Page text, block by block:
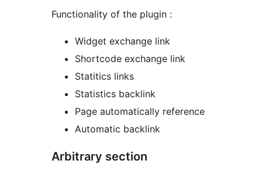
Functionality of the plugin :
Widget exchange link
Shortcode exchange link
Statitics links
Statistics backlink
Page automatically reference
Automatic backlink
Arbitrary section